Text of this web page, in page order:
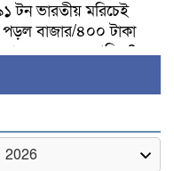
টন ভারতীয় মরিচেই
পড়ল বাজার/৪০০ টাকা
কে ধরে রেখেছিল?
আন্দোলন ছিল সম্মিলিত,
উচিত ঐক্য ও